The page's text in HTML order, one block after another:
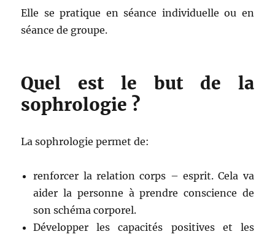
Elle se pratique en séance individuelle ou en
séance de groupe.
Quel est le but de la
sophrologie ?
La sophrologie permet de:
renforcer la relation corps – esprit. Cela va
aider la personne à prendre conscience de
son schéma corporel.
Développer les capacités positives et les